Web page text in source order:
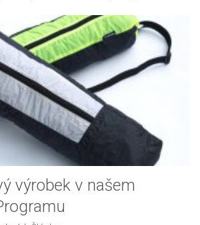
výrobek v našem